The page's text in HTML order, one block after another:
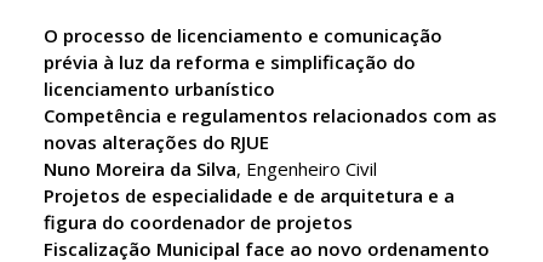
O processo de licenciamento e comunicação
prévia à luz da reforma e simplificação do
licenciamento urbanístico
Competência e regulamentos relacionados com as
novas alterações do RJUE
Nuno Moreira da Silva, Engenheiro Civil
Projetos de especialidade e de arquitetura e a
figura do coordenador de projetos
Fiscalização Municipal face ao novo ordenamento